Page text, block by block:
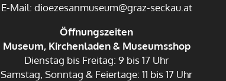
E-Mail: dioezesanmuseum@graz-seckau.at
Öffnungszeiten
Museum, Kirchenladen & Museumsshop
Dienstag bis Freitag: 9 bis 17 Uhr
Samstag, Sonntag & Feiertage: 11 bis 17 Uhr